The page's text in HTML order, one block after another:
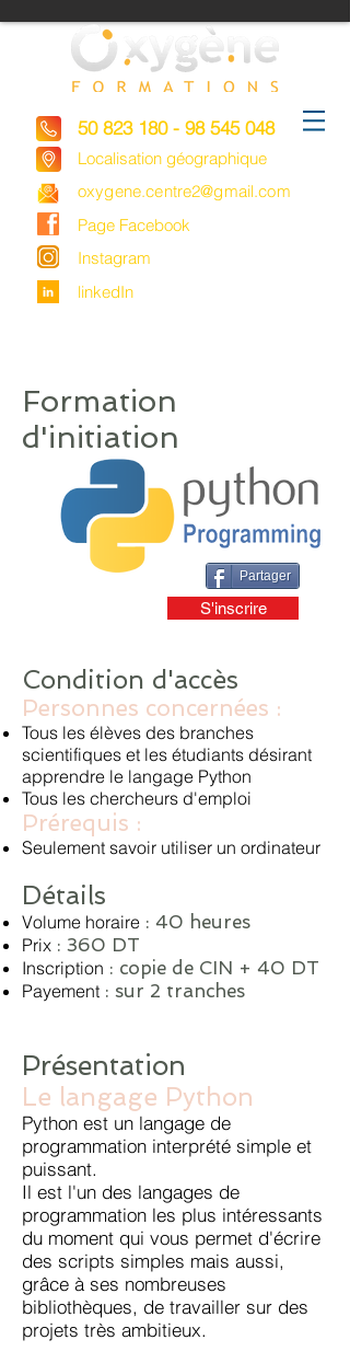
50 823 180 - 98 545 048
Localisation géographique
oxygene.centre2@gmail.com
Page Facebook
Instagram
linkedIn
Formation
d'initiation
Partager
S'inscrire
Condition d'accès
Personnes concernées :
Tous les élèves des branches
scientifiques et les étudiants désirant
apprendre le langage Python
Tous les chercheurs d'emploi
Prérequis :
Seulement savoir utiliser un ordinateur
Détails
Volume horaire : 40 heures
​Prix : 360 DT
​Inscription : copie de CIN + 40 DT
​Payement : sur 2 tranches
Présentation
Le langage Python
Python est un langage de
programmation interprété simple et
puissant.
Il est l'un des langages de
programmation les plus intéressants
du moment qui vous permet d'écrire
des scripts simples mais aussi,
grâce à ses nombreuses
bibliothèques, de travailler sur des
projets très ambitieux.